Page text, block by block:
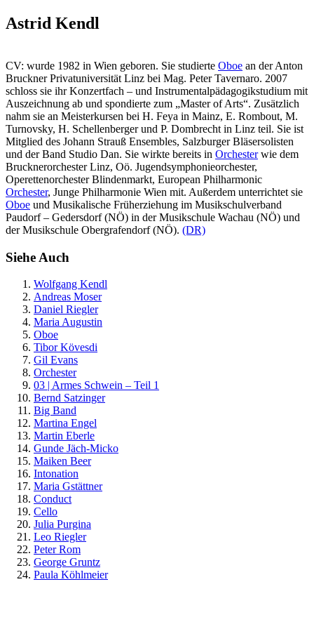
Astrid Kendl
CV: wurde 1982 in Wien geboren. Sie studierte Oboe an der Anton
Bruckner Privatuniversität Linz bei Mag. Peter Tavernaro. 2007
schloss sie ihr Konzertfach – und Instrumentalpädagogikstudium mit
Auszeichnung ab und spondierte zum „Master of Arts“. Zusätzlich
nahm sie an Meisterkursen bei H. Feya in Mainz, E. Rombout, M.
Turnovsky, H. Schellenberger und P. Dombrecht in Linz teil. Sie ist
Mitglied des Johann Strauß Ensembles, Salzburger Bläsersolisten
und der Band Studio Dan. Sie wirkte bereits in Orchesterwie dem
Brucknerorchester Linz, Oö. Jugendsymphonieorchester,
Operettenorchester Blindenmarkt, European Philharmonic
Orchester, Junge Philharmonie Wien mit. Außerdem unterrichtet sie
Oboe und Musikalische Früherziehung im Musikschulverband
Paudorf – Gedersdorf (NÖ) in der Musikschule Wachau (NÖ) und
der Musikschule Obergrafendorf (NÖ). (DR)
Siehe Auch
Wolfgang Kendl
Andreas Moser
Daniel Riegler
Maria Augustin
Oboe
Tibor Kövesdi
Gil Evans
Orchester
03 | Armes Schwein – Teil 1
Bernd Satzinger
Big Band
Martina Engel
Martin Eberle
Gunde Jäch-Micko
Maiken Beer
Intonation
Maria Gstättner
Conduct
Cello
Julia Purgina
Leo Riegler
Peter Rom
George Gruntz
Paula Köhlmeier